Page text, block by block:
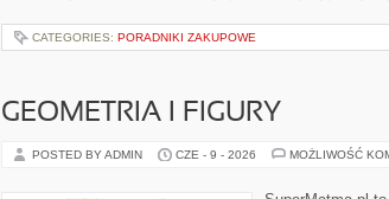
CATEGORIES: PORADNIKI ZAKUPOWE
GEOMETRIA I FIGURY
POSTED BY ADMIN CZE - 9 - 2026 MOŻLIWOŚĆ